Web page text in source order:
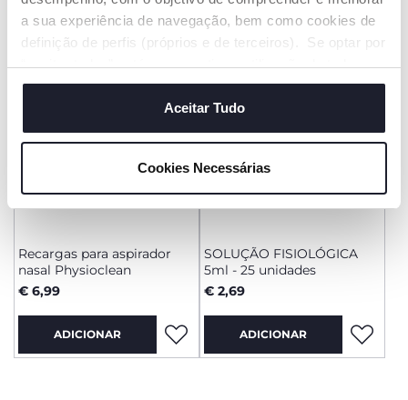
a sua experiência de navegação, bem como cookies de
definição de perfis (próprios e de terceiros). Se optar por
“aceitar todos” está a consentir na utilização de todos os
cookies. Se quiser saber mais, alterar ou revogar o
consentimento de todos ou de alguns cookies, clique em
"mostrar detalhes". Ao fechar este aviso, está a
são necessários e essenciais para garantir o
funcionamento desta página.
Aceitar Tudo
Cookies Necessárias
Recargas para aspirador
nasal Physioclean
€ 6,99
ADICIONAR
SOLUÇÃO FISIOLÓGICA
5ml - 25 unidades
€ 2,69
ADICIONAR